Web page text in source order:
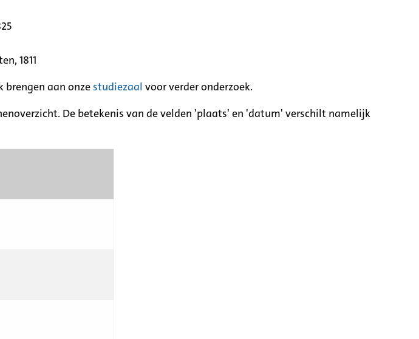
1811
brengen aan onze studiezaal voor verder onderzoek.
De betekenis van de velden 'plaats' en 'datum' verschilt namelijk